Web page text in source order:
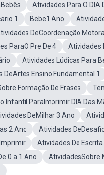
Atividades Para O DIA
1 Bebe1 Ano
DeCoordenação Motora
ParaO Pre De 4
Atividades
Atividades Lúdicas Para
DeArtes Ensino Fundamental 1
Formação De Frases
Infantil ParaImprimir DIA Das
DeMilhar 3 Ano
2 Ano
Atividades
Atividades De
0 a 1 Ano
AtividadesSobre